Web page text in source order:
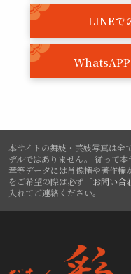
LINEで
WhatsAPP
本サイトの舞妓・芸妓写真は全
デルではありません。
従って
章等データには肖像権や著作権
をご希望の際は必ず「お問い合
入れてご連絡ください。